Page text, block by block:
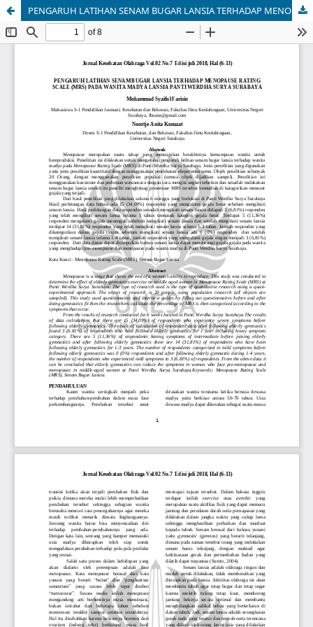
PENGARUH LATIHAN SENAM BUGAR LANSIA TERHADAP MENOPAUSE RATING SCALE (MRS) PADA WANITA MADYA LANSIA PANTI WERDHA SURYA SURABAYA